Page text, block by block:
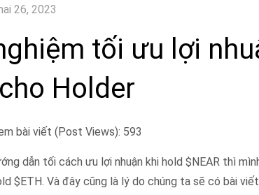
tối ưu lợi
Holder
bài viết (Post Views): 593
dẫn tối cách ưu lợi nhuận khi hold $NEAR thì
$ETH. Và đây cũng là lý do chúng ta sẽ có bài